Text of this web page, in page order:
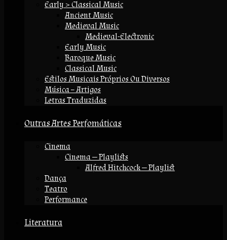
Early > Classical Music
Ancient Music
Medieval Music
Medieval-Electronic
Early Music
Baroque Music
Classical Music
Estilos Musicais Próprios Ou Diversos
Música – Artigos
Letras Traduzidas
Outras Artes Perfomáticas
Cinema
Cinema — Playlists
Alfred Hitchcock — Playlist
Dança
Teatro
Performance
Literatura